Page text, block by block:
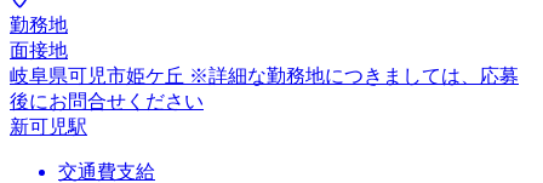
勤務地
面接地
岐阜県可児市姫ケ丘 ※詳細な勤務地につきましては、応募
後にお問合せください
新可児駅
交通費支給